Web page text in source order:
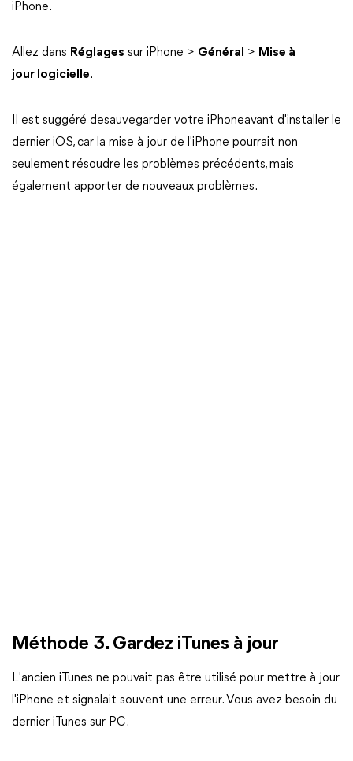
iPhone.
Allez dans Réglages sur iPhone > Général > Mise à
jour logicielle.
Il est suggéré desauvegarder votre iPhoneavant d'installer le
dernier iOS, car la mise à jour de l'iPhone pourrait non
seulement résoudre les problèmes précédents, mais
également apporter de nouveaux problèmes.
Méthode 3. Gardez iTunes à jour
L'ancien iTunes ne pouvait pas être utilisé pour mettre à jour
l'iPhone et signalait souvent une erreur. Vous avez besoin du
dernier iTunes sur PC.